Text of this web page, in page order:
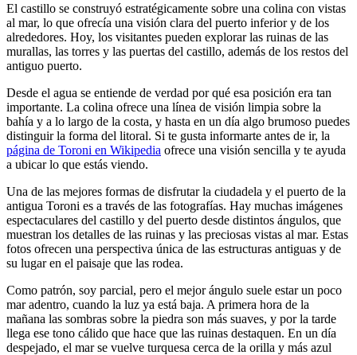
El castillo se construyó estratégicamente sobre una colina con vistas
al mar, lo que ofrecía una visión clara del puerto inferior y de los
alrededores. Hoy, los visitantes pueden explorar las ruinas de las
murallas, las torres y las puertas del castillo, además de los restos del
antiguo puerto.
Desde el agua se entiende de verdad por qué esa posición era tan
importante. La colina ofrece una línea de visión limpia sobre la
bahía y a lo largo de la costa, y hasta en un día algo brumoso puedes
distinguir la forma del litoral. Si te gusta informarte antes de ir, la
página de Toroni en Wikipedia ofrece una visión sencilla y te ayuda
a ubicar lo que estás viendo.
Una de las mejores formas de disfrutar la ciudadela y el puerto de la
antigua Toroni es a través de las fotografías. Hay muchas imágenes
espectaculares del castillo y del puerto desde distintos ángulos, que
muestran los detalles de las ruinas y las preciosas vistas al mar. Estas
fotos ofrecen una perspectiva única de las estructuras antiguas y de
su lugar en el paisaje que las rodea.
Como patrón, soy parcial, pero el mejor ángulo suele estar un poco
mar adentro, cuando la luz ya está baja. A primera hora de la
mañana las sombras sobre la piedra son más suaves, y por la tarde
llega ese tono cálido que hace que las ruinas destaquen. En un día
despejado, el mar se vuelve turquesa cerca de la orilla y más azul